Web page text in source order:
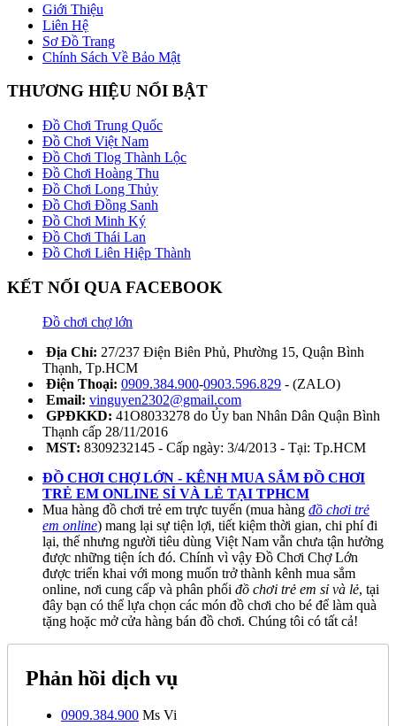
Giới Thiệu
Liên Hệ
Sơ Đồ Trang
Chính Sách Về Bảo Mật
THƯƠNG HIỆU NỔI BẬT
Đồ Chơi Trung Quốc
Đồ Chơi Việt Nam
Đồ Chơi Tlog Thành Lộc
Đồ Chơi Hoàng Thu
Đồ Chơi Long Thủy
Đồ Chơi Đồng Sanh
Đồ Chơi Minh Ký
Đồ Chơi Thái Lan
Đồ Chơi Liên Hiệp Thành
KẾT NỐI QUA FACEBOOK
Đồ chơi chợ lớn
Địa Chỉ: 27/237 Điện Biên Phủ, Phường 15, Quận Bình
Thạnh, Tp.HCM
Điện Thoại: 0909.384.900-0903.596.829 - (ZALO)
Email: vinguyen2302@gmail.com
GPĐKKD: 41O8033278 do Ủy ban Nhân Dân Quận Bình
Thạnh cấp 28/11/2016
MST: 8309232145 - Cấp ngày: 3/4/2013 - Tại: Tp.HCM
ĐỒ CHƠI CHỢ LỚN - KÊNH MUA SẮM ĐỒ CHƠI
TRẺ EM ONLINE SỈ VÀ LẺ TẠI TPHCM
Mua hàng đồ chơi trẻ em trực tuyến (mua hàng đồ chơi trẻ
em online) mang lại sự tiện lợi, tiết kiệm thời gian, chi phí đi
lại, thế nhưng người tiêu dùng Việt Nam vẫn chưa tận hưởng
được những tiện ích đó. Chính vì vậy Đồ Chơi Chợ Lớn
được triển khai với mong muốn trở thành kênh mua sắm
online, nơi cung cấp và phân phối đồ chơi trẻ em sỉ và lẻ, tại
đây bạn có thể lựa chọn các món đồ chơi cho bé để làm quà
tặng hoặc mở cửa hàng bán đồ chơi. Chúng tôi có tất cả!
Phản hồi dịch vụ
0909.384.900 Ms Vi